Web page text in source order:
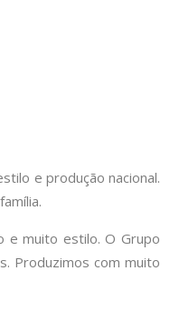
e produção nacional.
e muito estilo. O Grupo
Produzimos com muito